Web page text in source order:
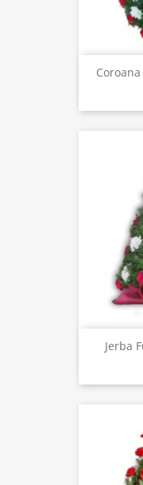
Jerba